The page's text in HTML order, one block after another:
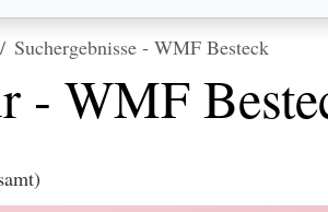
Suchergebnisse - WMF Besteck
- WMF